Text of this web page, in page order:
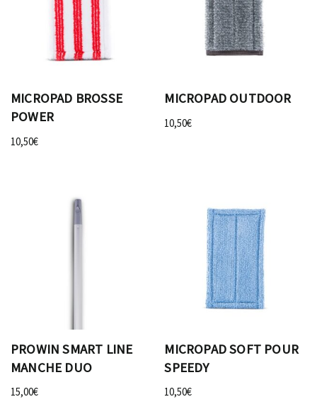
MICROPAD BROSSE
POWER
10,50€
MICROPAD OUTDOOR
10,50€
PROWIN SMART LINE
MANCHE DUO
15,00€
MICROPAD SOFT POUR
SPEEDY
10,50€